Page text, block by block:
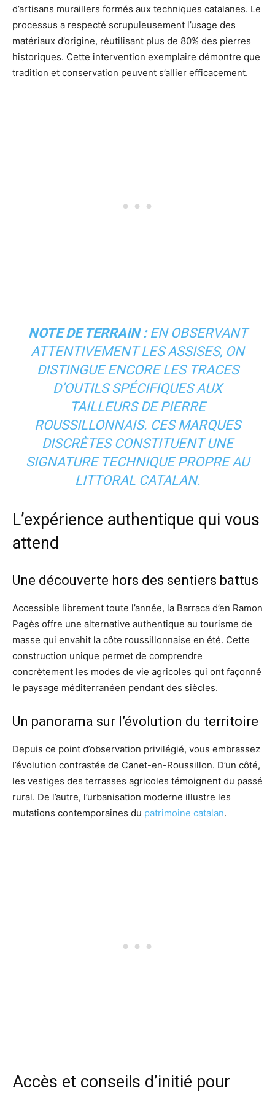
d’artisans muraillers formés aux techniques catalanes. Le
processus a respecté scrupuleusement l’usage des
matériaux d’origine, réutilisant plus de 80% des pierres
historiques. Cette intervention exemplaire démontre que
tradition et conservation peuvent s’allier efficacement.
NOTE DE TERRAIN :EN OBSERVANT
ATTENTIVEMENT LES ASSISES, ON
DISTINGUE ENCORE LES TRACES
D’OUTILS SPÉCIFIQUES AUX
TAILLEURS DE PIERRE
ROUSSILLONNAIS. CES MARQUES
DISCRÈTES CONSTITUENT UNE
SIGNATURE TECHNIQUE PROPRE AU
LITTORAL CATALAN.
L’expérience authentique qui vous
attend
Une découverte hors des sentiers battus
Accessible librement toute l’année, la Barraca d’en Ramon
Pagès offre une alternative authentique au tourisme de
masse qui envahit la côte roussillonnaise en été. Cette
construction unique permet de comprendre
concrètement les modes de vie agricoles qui ont façonné
le paysage méditerranéen pendant des siècles.
Un panorama sur l’évolution du territoire
Depuis ce point d’observation privilégié, vous embrassez
l’évolution contrastée de Canet-en-Roussillon. D’un côté,
les vestiges des terrasses agricoles témoignent du passé
rural. De l’autre, l’urbanisation moderne illustre les
mutations contemporaines du patrimoine catalan.
Accès et conseils d’initié pour